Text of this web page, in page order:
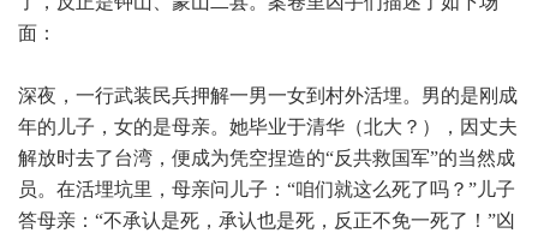
面：
深夜，一行武装民兵押解一男一女到村外活埋。男的是刚成
年的儿子，女的是母亲。她毕业于清华（北大？），因丈夫
解放时去了台湾，便成为凭空捏造的“反共救国军”的当然成
员。在活埋坑里，母亲问儿子：“咱们就这么死了吗？”儿子
答母亲：“不承认是死，承认也是死，反正不免一死了！”凶